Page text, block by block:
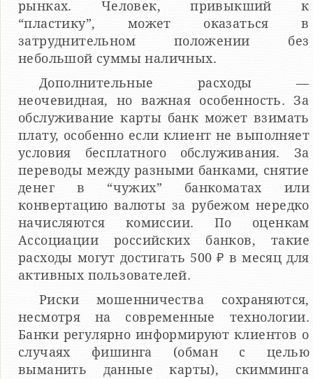
рынках. Человек, привыкший к
“пластику”, может оказаться в
затруднительном положении без
небольшой суммы наличных.
Дополнительные расходы —
неочевидная, но важная особенность. За
обслуживание карты банк может взимать
плату, особенно если клиент не выполняет
условия бесплатного обслуживания. За
переводы между разными банками, снятие
денег в “чужих” банкоматах или
конвертацию валюты за рубежом нередко
начисляются комиссии. По оценкам
Ассоциации российских банков, такие
расходы могут достигать 500 ₽ в месяц для
активных пользователей.
Риски мошенничества сохраняются,
несмотря на современные технологии.
Банки регулярно информируют клиентов о
случаях фишинга (обман с целью
выманить данные карты), скимминга